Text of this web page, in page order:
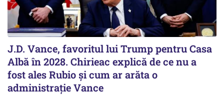
J.D. Vance, favoritul lui Trump pentru Casa
Albă în 2028. Chirieac explică de ce nu a
fost ales Rubio și cum ar arăta o
administrație Vance